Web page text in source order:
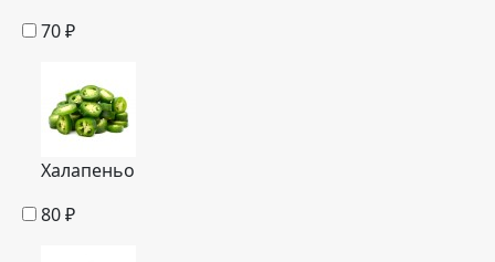
70₽
Халапеньо
80₽